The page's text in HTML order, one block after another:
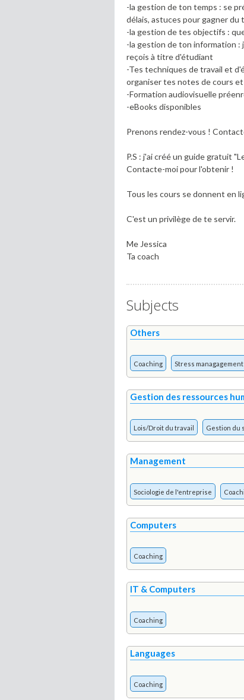
-la gestion de ton temps : se
délais, astuces pour gagner du
-la gestion de tes objectifs :
-la gestion de ton information :
reçois à titre d'étudiant
-Tes techniques de travail et
organiser tes notes de cours
-Formation audiovisuelle
-eBooks disponibles
Prenons rendez-vous !
P.S : j'ai créé un guide gratuit
Contacte-moi pour l'obtenir !
Tous les cours se donnent en
C'est un privilège de te servir.
Me Jessica
Ta coach
Subjects
Others
Coaching Stress managagement
Gestion des ressources
Lois/Droit du travail Gestion du
Management
Sociologie de l'entreprise
Computers
Coaching
IT & Computers
Coaching
Languages
Coaching